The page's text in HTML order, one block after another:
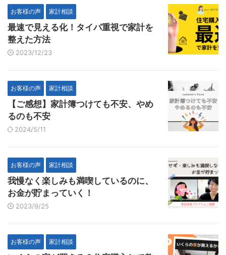
お客様の声 家計相談
最速で見える化！タイパ重視で家計を
整えた方法
2023/12/23
お客様の声 家計相談
【ご感想】家計簿つけても不安、やめ
るのも不安
2024/5/11
お客様の声 家計相談
我慢なく楽しみも満喫しているのに、
お金が貯まっていく！
2023/9/25
お客様の声 家計相談